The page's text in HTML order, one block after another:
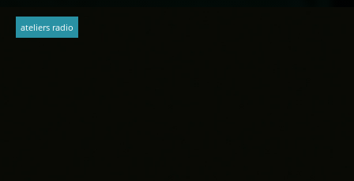
ateliers radio